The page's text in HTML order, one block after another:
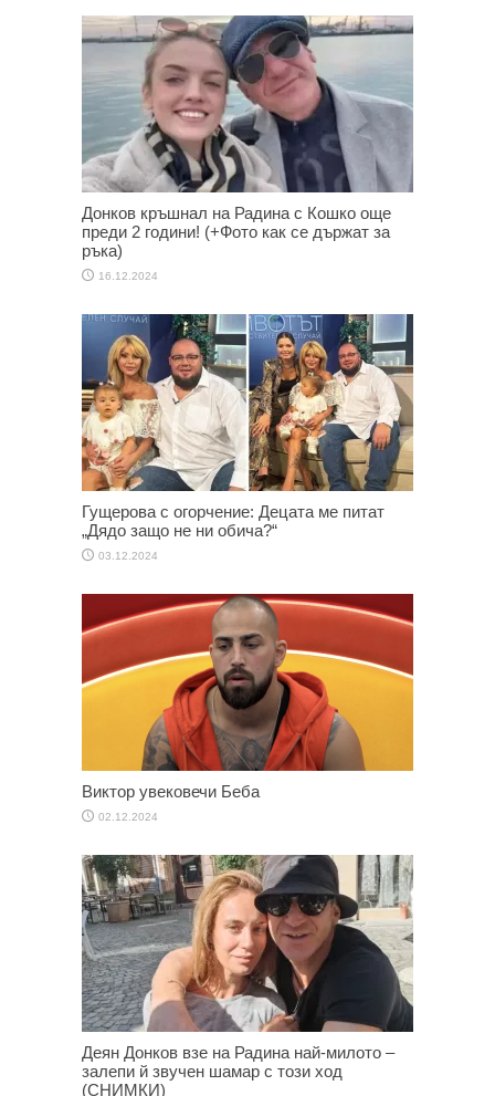
Донков кръшнал на Радина с Кошко още
преди 2 години! (+Фото как се държат за
ръка)
16.12.2024
Гущерова с огорчение: Децата ме питат
„Дядо защо не ни обича?“
03.12.2024
Виктор увековечи Беба
02.12.2024
Деян Донков взе на Радина най-милото –
залепи й звучен шамар с този ход
(СНИМКИ)